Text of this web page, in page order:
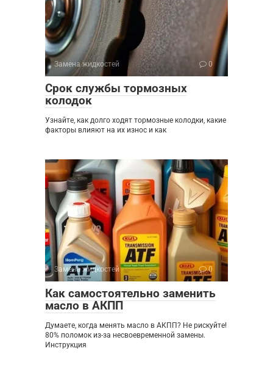
Замена жидкостей 0
Срок службы тормозных
колодок
Узнайте, как долго ходят тормозные колодки, какие
факторы влияют на их износ и как
Замена жидкостей 0
Как самостоятельно заменить
масло в АКПП
Думаете, когда менять масло в АКПП? Не рискуйте!
80% поломок из-за несвоевременной замены.
Инструкция